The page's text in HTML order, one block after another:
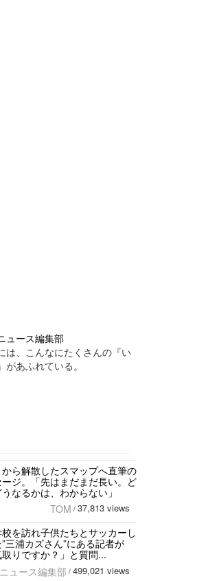
ュース編集部
は、こんなにたくさんの『い
があふれている。
から解散したスマップへ直筆の
ージ。「先はまだまだ長い。ど
なるかは、わからない」
TOM / 37,813 views
を訪れ子供たちとサッカーし
三浦カズさん”にある記者が
取りですか？」と質問...
ュース編集部 / 499,021 views